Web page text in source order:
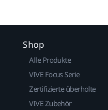
Shop
Alle Produkte
VIVE Focus Serie
Zertifizierte überholte
VIVE Zubehör